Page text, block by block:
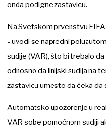
onda podigne zastavicu.
Na Svetskom prvenstvu
- uvodi se napredni
sudije (VAR), što bi trebalo
odnosno da linijski sudija na
zastavicu umesto da čeka da
Automatsko upozorenje u
VAR sobe pomoćnom sudiji